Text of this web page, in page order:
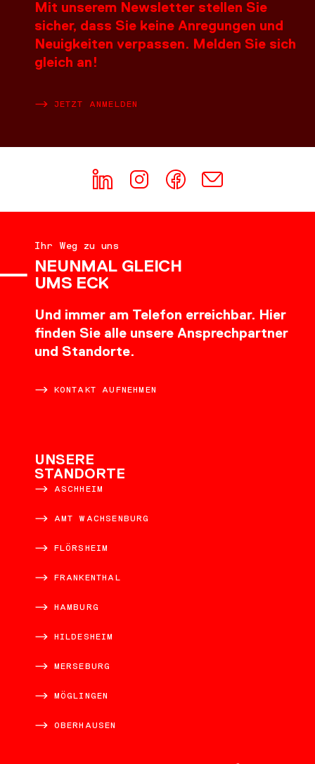
Mit unserem Newsletter stellen Sie
sicher, dass Sie keine Anregungen und
Neuigkeiten verpassen. Melden Sie sich
gleich an!
JETZT ANMELDEN
Ihr Weg zu uns
NEUNMAL GLEICH
UMS ECK
Und immer am Telefon erreichbar. Hier
finden Sie alle unsere Ansprechpartner
und Standorte.
KONTAKT AUFNEHMEN
UNSERE
STANDORTE
ASCHHEIM
AMT WACHSENBURG
FLÖRSHEIM
FRANKENTHAL
HAMBURG
HILDESHEIM
MERSEBURG
MÖGLINGEN
OBERHAUSEN